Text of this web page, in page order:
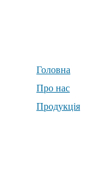
Головна
Про нас
Продукція